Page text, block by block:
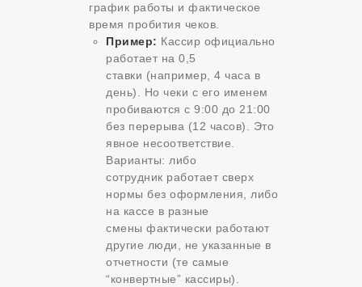
график работы и фактическое
время пробития чеков.
Пример: Кассир официально
работает на 0,5
ставки (например, 4 часа в
день). Но чеки с его именем
пробиваются с 9:00 до 21:00
без перерыва (12 часов). Это
явное несоответствие.
Варианты: либо
сотрудник работает сверх
нормы без оформления, либо
на кассе в разные
смены фактически работают
другие люди, не указанные в
отчетности (те самые
“конвертные” кассиры).